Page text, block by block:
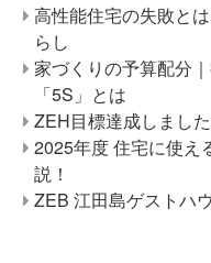
高性能住宅の失敗と
らし
家づくりの予算配分
「5S」とは
ZEH目標達成しました
2025年度 住宅に使え
説！
ZEB 江田島ゲストハ